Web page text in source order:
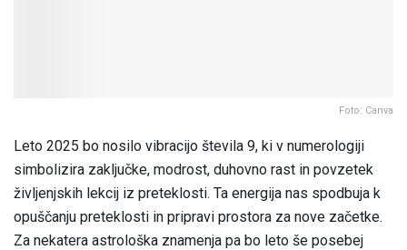
Foto: Canva
Leto 2025 bo nosilo vibracijo števila 9, ki v numerologiji
simbolizira zaključke, modrost, duhovno rast in povzetek
življenjskih lekcij iz preteklosti. Ta energija nas spodbuja k
opuščanju preteklosti in pripravi prostora za nove začetke.
Za nekatera astrološka znamenja pa bo leto še posebej